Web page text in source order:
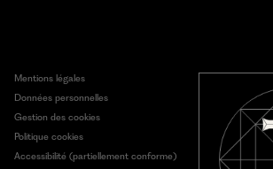
Mentions légales
Données personnelles
Gestion des cookies
Politique cookies
Accessibilité (partiellement conforme)